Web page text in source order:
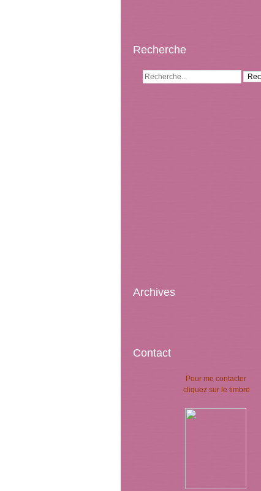
Recherche
Archives
Contact
Pour me contacter
cliquez sur le timbre